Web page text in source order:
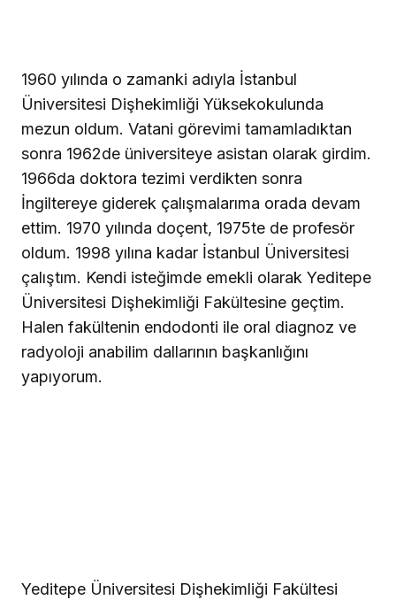
1960 yılında o zamanki adıyla İstanbul
Üniversitesi Dişhekimliği Yüksekokulunda
mezun oldum. Vatani görevimi tamamladıktan
sonra 1962de üniversiteye asistan olarak girdim.
1966da doktora tezimi verdikten sonra
İngiltereye giderek çalışmalarıma orada devam
ettim. 1970 yılında doçent, 1975te de profesör
oldum. 1998 yılına kadar İstanbul Üniversitesi
çalıştım. Kendi isteğimde emekli olarak Yeditepe
Üniversitesi Dişhekimliği Fakültesine geçtim.
Halen fakültenin endodonti ile oral diagnoz ve
radyoloji anabilim dallarının başkanlığını
yapıyorum.
Yeditepe Üniversitesi Dişhekimliği Fakültesi